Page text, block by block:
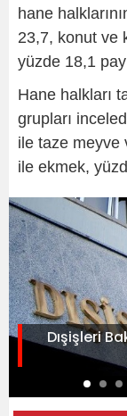
hane
23,7, konut ve
yüzde 18,1 pay
Hane halkları
grupları
ile taze meyve
ile ekmek,
Dışişleri